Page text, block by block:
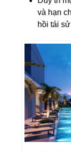
và hạn
hồi tái